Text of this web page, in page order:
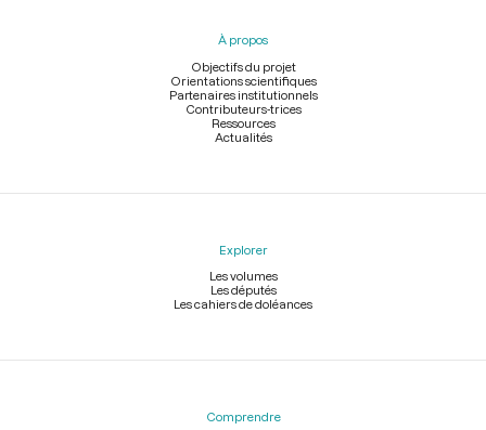
À propos
Objectifs du projet
Orientations scientifiques
Partenaires institutionnels
Contributeurs-trices
Ressources
Actualités
Explorer
Les volumes
Les députés
Les cahiers de doléances
Comprendre